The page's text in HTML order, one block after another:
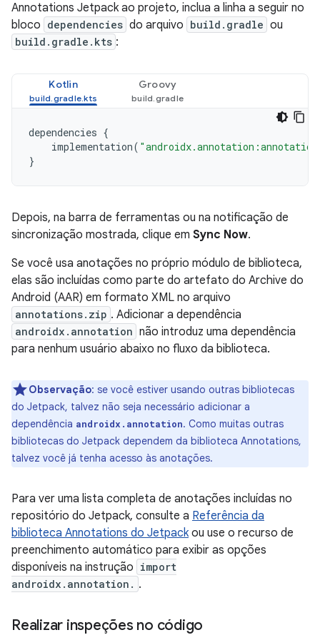
Annotations Jetpack ao projeto, inclua a linha a seguir no
bloco dependencies do arquivo build.gradle ou
build.gradle.kts :
Kotlin Groovy
dependencies {
implementation(
}
Depois, na barra de ferramentas ou na notificação de
sincronização mostrada, clique em Sync Now.
Se você usa anotações no próprio módulo de biblioteca,
elas são incluídas como parte do artefato do Archive do
Android (AAR) em formato XML no arquivo
annotations.zip . Adicionar a dependência
androidx.annotation não introduz uma dependência
para nenhum usuário abaixo no fluxo da biblioteca.
Observação: se você estiver usando outras bibliotecas
do Jetpack, talvez não seja necessário adicionar a
dependência androidx.annotation. Como muitas outras
bibliotecas do Jetpack dependem da biblioteca Annotations,
talvez você já tenha acesso às anotações.
Para ver uma lista completa de anotações incluídas no
repositório do Jetpack, consulte a Referência da
biblioteca Annotations do Jetpackou use o recurso de
preenchimento automático para exibir as opções
disponíveis na instrução import
androidx.annotation. .
Realizar inspeções no código